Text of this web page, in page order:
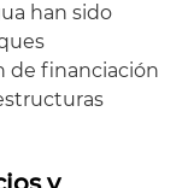
han sido
de financiación